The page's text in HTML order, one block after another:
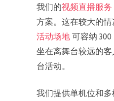
我们的视频直播服务
方案。这在较大的
活动场地可容纳
坐在离舞台较远的
台活动。
我们提供单机位和